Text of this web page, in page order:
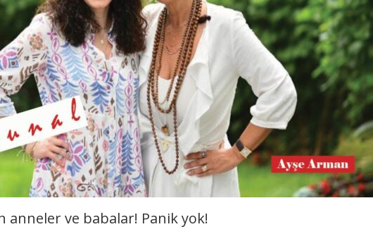
anneler ve babalar! Panik yok!